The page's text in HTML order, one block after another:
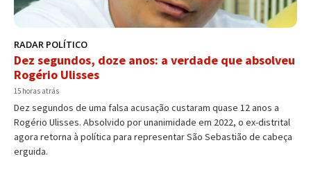
RADAR POLÍTICO
Dez segundos, doze anos: a verdade que absolveu
Rogério Ulisses
15 horas atrás
Dez segundos de uma falsa acusação custaram quase 12 anos a
Rogério Ulisses. Absolvido por unanimidade em 2022, o ex-distrital
agora retorna à política para representar São Sebastião de cabeça
erguida.